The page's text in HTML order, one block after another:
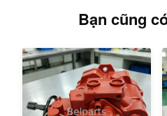
Bạn cũng